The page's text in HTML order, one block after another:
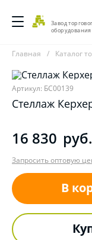
Завод
оборудования
Главная Каталог
Артикул: БС00139
Стеллаж
16 830 руб.
Запросить оптовую
В